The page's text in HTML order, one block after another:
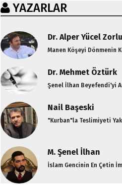
YAZARLAR
Dr. Alper Yücel Zorlu
Manen Köşeyi Dönmenin
Dr. Mehmet Öztürk
Şenel İlhan Beyefendi'yi
Nail Başeski
"Kurban"la Teslimiyeti
M. Şenel İlhan
İslam Gencinin En Çetin